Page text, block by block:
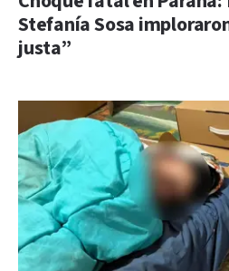
Stefanía Sosa
justa”